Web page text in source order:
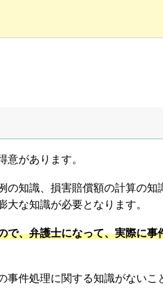
があります。
知識、損害賠償額の計算の知
な知識が必要となります。
、弁護士になって、実際に事
事件処理に関する知識がないこ